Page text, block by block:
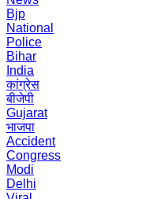
Bjp
National
Police
Bihar
India
कांग्रेस
बीजेपी
Gujarat
भाजपा
Accident
Congress
Modi
Delhi